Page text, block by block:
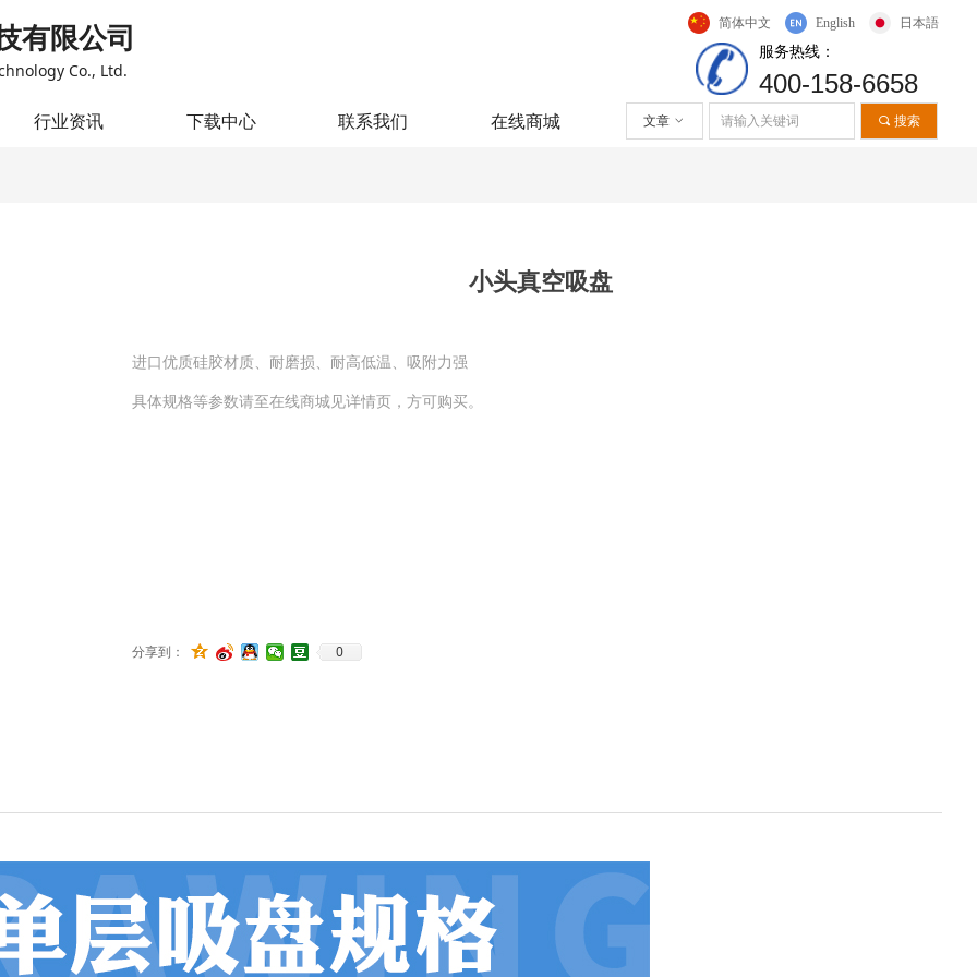
有限公司
Co., Ltd.
服务热线 ：
400-158-6658
行业资讯 下载中心 联系我们 在线商城 끠 搜索
文章 ꀁ
简体中文 English 日本語
小头真空吸盘
进口优质硅胶材质、耐磨损、耐高低温、吸附力强
具体规格等参数请至在线商城见详情页，方可购买。
分享到： 0